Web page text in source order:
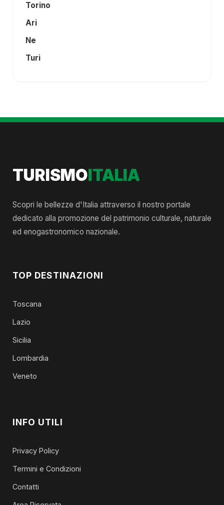
Torino
Ari
Ne
Turi
TURISMOITALIA
Scopri le bellezze d'Italia attraverso il nostro portale
dedicato alla promozione del patrimonio culturale, naturale
ed enogastronomico nazionale.
TOP DESTINAZIONI
Toscana
Lazio
Sicilia
Lombardia
Veneto
INFO UTILI
Privacy Policy
Termini e Condizioni
Contatti